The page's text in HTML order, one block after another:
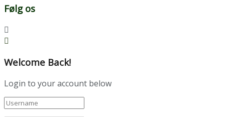
Følg os
Welcome Back!
Login to your account below